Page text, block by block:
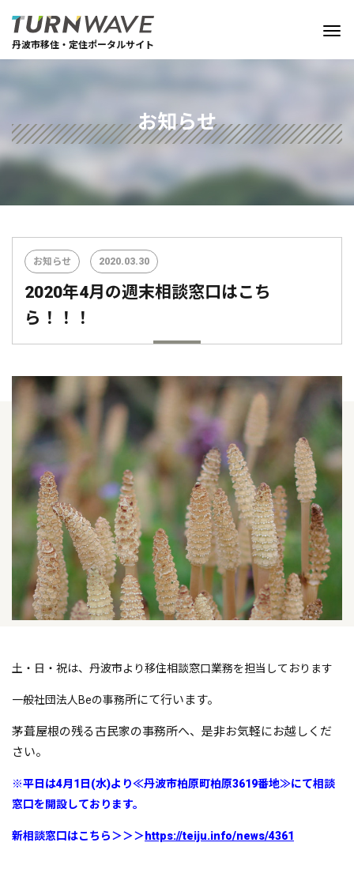
丹波市移住・定住ポータルサイト
お知らせ
お知らせ 2020.03.30
2020年4月の週末相談窓口はこち
ら！！！
土・日・祝は、丹波市より移住相談窓口業務を担当しております
一般社団法人Beの事務所にて行います。
茅葺屋根の残る古民家の事務所へ、是非お気軽にお越しくだ
さ い。
※平日は4月1日(水)より≪丹波市柏原町柏原3619番地≫にて相談
窓口を開設しております。
新相談窓口はこちら＞＞＞https://teiju.info/news/4361